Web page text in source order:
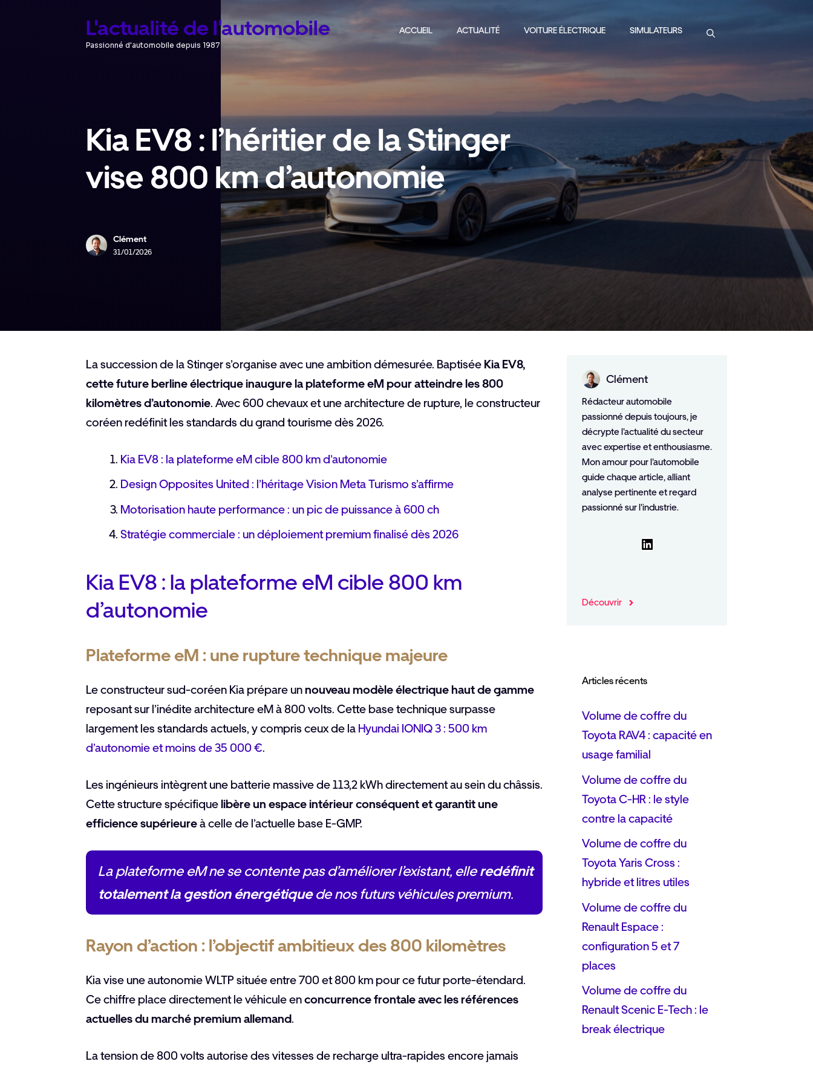
L'actualité de l'automobile
Passionné d'automobile depuis 1987
ACCUEIL ACTUALITÉ VOITURE ÉLECTRIQUE SIMULATEURS
Kia EV8 : l’héritier de la Stinger
vise 800 km d’autonomie
Clément
31/01/2026
La succession de la Stinger s’organise avec une ambition démesurée. Baptisée Kia EV8,
cette future berline électrique inaugure la plateforme eM pour atteindre les 800
kilomètres d’autonomie. Avec 600 chevaux et une architecture de rupture, le constructeur
coréen redéfinit les standards du grand tourisme dès 2026.
Kia EV8 : la plateforme eM cible 800 km d’autonomie
Design Opposites United : l’héritage Vision Meta Turismo s’affirme
Motorisation haute performance : un pic de puissance à 600 ch
Stratégie commerciale : un déploiement premium finalisé dès 2026
Kia EV8 : la plateforme eM cible 800 km
d’autonomie
Plateforme eM : une rupture technique majeure
Le constructeur sud-coréen Kia prépare unnouveau modèle électrique haut de gamme
reposant sur l’inédite architecture eM à 800 volts. Cette base technique surpasse
largement les standards actuels, y compris ceux de la Hyundai IONIQ 3 : 500 km
d’autonomie et moins de 35 000 €.
Les ingénieurs intègrent une batterie massive de 113,2 kWh directement au sein du châssis.
Cette structure spécifiquelibère un espace intérieur conséquent et garantit une
efficience supérieureà celle de l’actuelle base E-GMP.
La plateforme eM ne se contente pas d’améliorer l’existant, elleredéfinit
totalement la gestion énergétiquede nos futurs véhicules premium.
Rayon d’action : l’objectif ambitieux des 800 kilomètres
Kia vise une autonomie WLTP située entre 700 et 800 km pour ce futur porte-étendard.
Ce chiffre place directement le véhicule enconcurrence frontale avec les références
actuelles du marché premium allemand.
La tension de 800 volts autorise des vitesses de recharge ultra-rapides encore jamais
Clément
Rédacteur automobile
passionné depuis toujours, je
décrypte l'actualité du secteur
avec expertise et enthousiasme.
Mon amour pour l'automobile
guide chaque article, alliant
analyse pertinente et regard
passionné sur l'industrie.
LinkedIn
Découvrir
Articles récents
Volume de coffre du
Toyota RAV4 : capacité en
usage familial
Volume de coffre du
Toyota C-HR : le style
contre la capacité
Volume de coffre du
Toyota Yaris Cross :
hybride et litres utiles
Volume de coffre du
Renault Espace :
configuration 5 et 7
places
Volume de coffre du
Renault Scenic E-Tech : le
break électrique